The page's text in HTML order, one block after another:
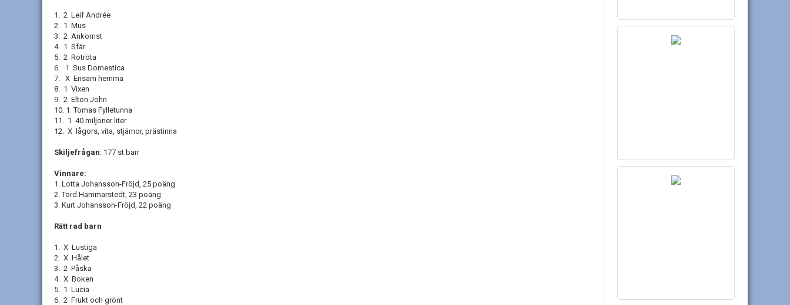
1. 2 Leif Andrée
2. 1 Mus
3. 2 Ankomst
4. 1 Sfär
5. 2 Rotröta
6. 1 Sus Domestica
7. X Ensam hemma
8. 1 Vixen
9. 2 Elton John
10. 1 Tomas Fylletunna
11. 1 40 miljoner liter
12. X lågors, vita, stjärnor, prästinna
Skiljefrågan: 177 st barr
Vinnare:
1. Lotta Johansson-Fröjd, 25 poäng
2. Tord Hammarstedt, 23 poäng
3. Kurt Johansson-Fröjd, 22 poäng
Rätt rad barn
1. X Lustiga
2. X Hålet
3. 2 Påska
4. X Boken
5. 1 Lucia
6. 2 Frukt och grönt